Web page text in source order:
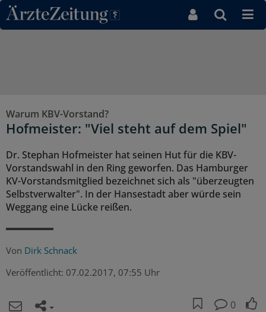
Direkt zum Inhaltsbereich
Warum KBV-Vorstand?
Hofmeister: "Viel steht auf dem Spiel"
Dr. Stephan Hofmeister hat seinen Hut für die KBV-
Vorstandswahl in den Ring geworfen. Das Hamburger
KV-Vorstandsmitglied bezeichnet sich als "überzeugten
Selbstverwalter". In der Hansestadt aber würde sein
Weggang eine Lücke reißen.
Von Dirk Schnack
Veröffentlicht: 07.02.2017, 07:55 Uhr
0